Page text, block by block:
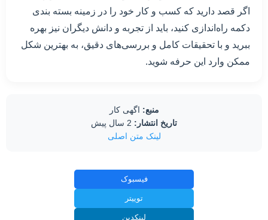
اگر قصد دارید که کسب و کار خود را در زمینه بسته بندی
دکمه راه‌اندازی کنید، باید از تجربه و دانش دیگران نیز بهره
ببرید و با تحقیقات کامل و بررسی‌های دقیق، به بهترین شکل
ممکن وارد این حرفه شوید.
منبع: اگهی کار
تاریخ انتشار:
لینک متن اصلی
فیسبوک
توییتر
لینکدین